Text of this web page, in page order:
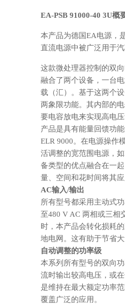
EA-PSB 91000-40 3U概
本产品为德国EA电源，
直流电源中被广泛用于
这款微处理器控制的双向
融合了两个设备，一台
载（汇）。基于这两个
两象限功能。其内部的
要电容放电来实现高电
产品是具有能量回馈功
ELR 9000。在电源操作
活调整的宽范围电源，
备类型的优点融合在一
量、空间和花时间将其
AC输入/输出
所有型号都采用主动式
至480 V AC 两相或三相
时，本产品会转化损耗
地电网。这有助于节省大
自动调整的功率级
本系列所有型号的双向
流时输出较高电压，或
是维持在最大额定功率
覆盖广泛的应用。